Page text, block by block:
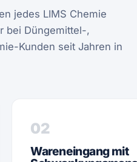
jedes LIMS Chemie
bei Düngemittel-,
Kunden seit Jahren in
02
Wareneingang mit